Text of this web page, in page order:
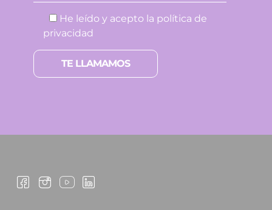
He leído y acepto la política de
privacidad
Por favor, deja este campo vacío.